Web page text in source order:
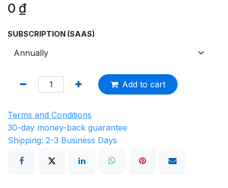
0 ₫
SUBSCRIPTION (SAAS)
Add to cart
Terms and Conditions
30-day money-back guarantee
Shipping: 2-3 Business Days